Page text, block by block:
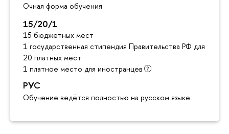
Очная форма обучения
15/20/1
15 бюджетных мест
1 государственная стипендия Правительства РФ для
20 платных мест
1 платное место для иностранцев
РУС
Обучение ведётся полностью на русском языке